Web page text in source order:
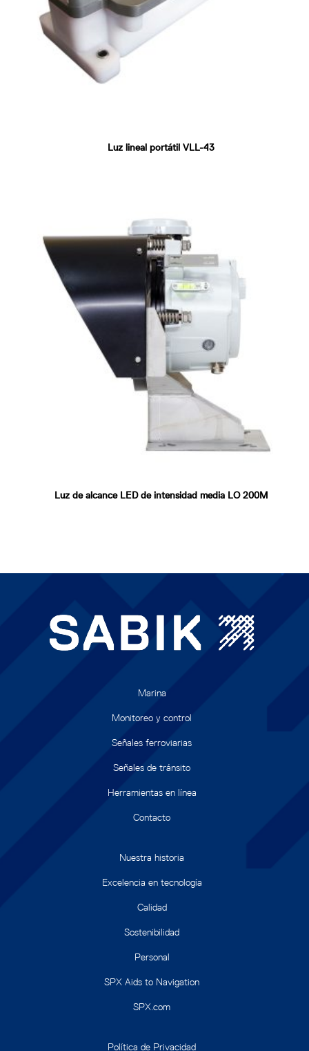
Luz lineal portátil VLL-43
Luz de alcance LED de intensidad media LO 200M
Marina
Monitoreo y control
Señales ferroviarias
Señales de tránsito
Herramientas en línea
Contacto
Nuestra historia
Excelencia en tecnología
Calidad
Sostenibilidad
Personal
SPX Aids to Navigation
SPX.com
Política de Privacidad